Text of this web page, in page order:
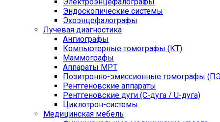
Эндоскопические системы
Эхоэнцефалографы
Лучевая диагностика
Ангиографы
Компьютерные томографы (КТ)
Маммографы
Аппараты МРТ
Позитронно-эмиссионные томографы
Рентгеновские аппараты
Рентгеновские дуги (С-дуга / U-дуга)
Циклотрон-системы
Медицинская мебель